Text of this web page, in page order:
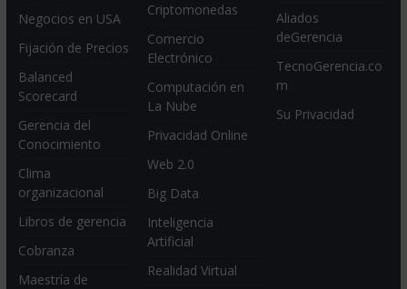
Negocios en USA
Fijación de Precios
Balanced
Scorecard
Gerencia del
Conocimiento
Clima
organizacional
Libros de gerencia
Cobranza
Maestría de
Criptomonedas
Comercio
Electrónico
Computación en
La Nube
Privacidad Online
Web 2.0
Big Data
Inteligencia
Artificial
Realidad Virtual
Aliados
deGerencia
TecnoGerencia.co
m
Su Privacidad